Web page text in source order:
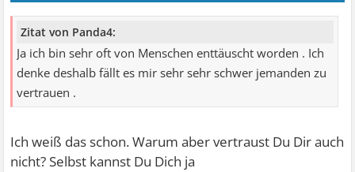
Zitat von Panda4:
Ja ich bin sehr oft von Menschen enttäuscht worden . Ich
denke deshalb fällt es mir sehr sehr schwer jemanden zu
vertrauen .
Ich weiß das schon. Warum aber vertraust Du Dir auch
nicht? Selbst kannst Du Dich ja